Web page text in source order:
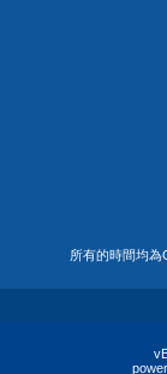
所有的時間均為